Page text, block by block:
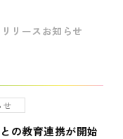
リースお知らせ
せ
の教育連携が開始